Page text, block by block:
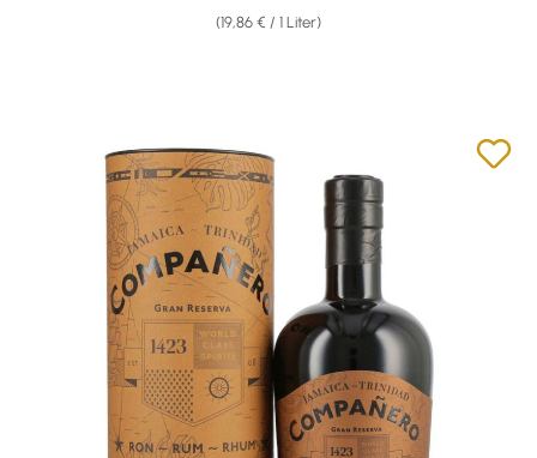
(19,86 € / 1 Liter)